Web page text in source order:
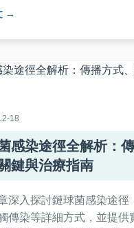
您快速判斷是否感染念珠
18
感染途徑全解析：傳
鍵與治療指南
深入探討鏈球菌感染途徑
傳染等詳細方式，並提供